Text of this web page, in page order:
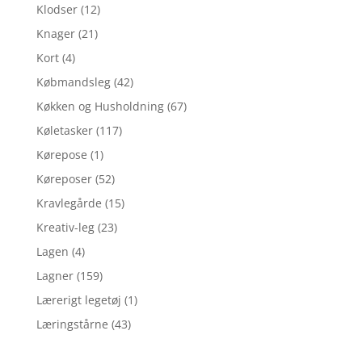
Klodser (12)
Knager (21)
Kort (4)
Købmandsleg (42)
Køkken og Husholdning (67)
Køletasker (117)
Kørepose (1)
Køreposer (52)
Kravlegårde (15)
Kreativ-leg (23)
Lagen (4)
Lagner (159)
Lærerigt legetøj (1)
Læringstårne (43)